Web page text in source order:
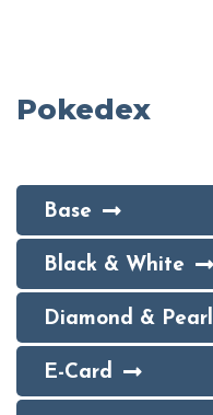
Pokedex
Base
Black & White
Diamond & Pearl
E-Card